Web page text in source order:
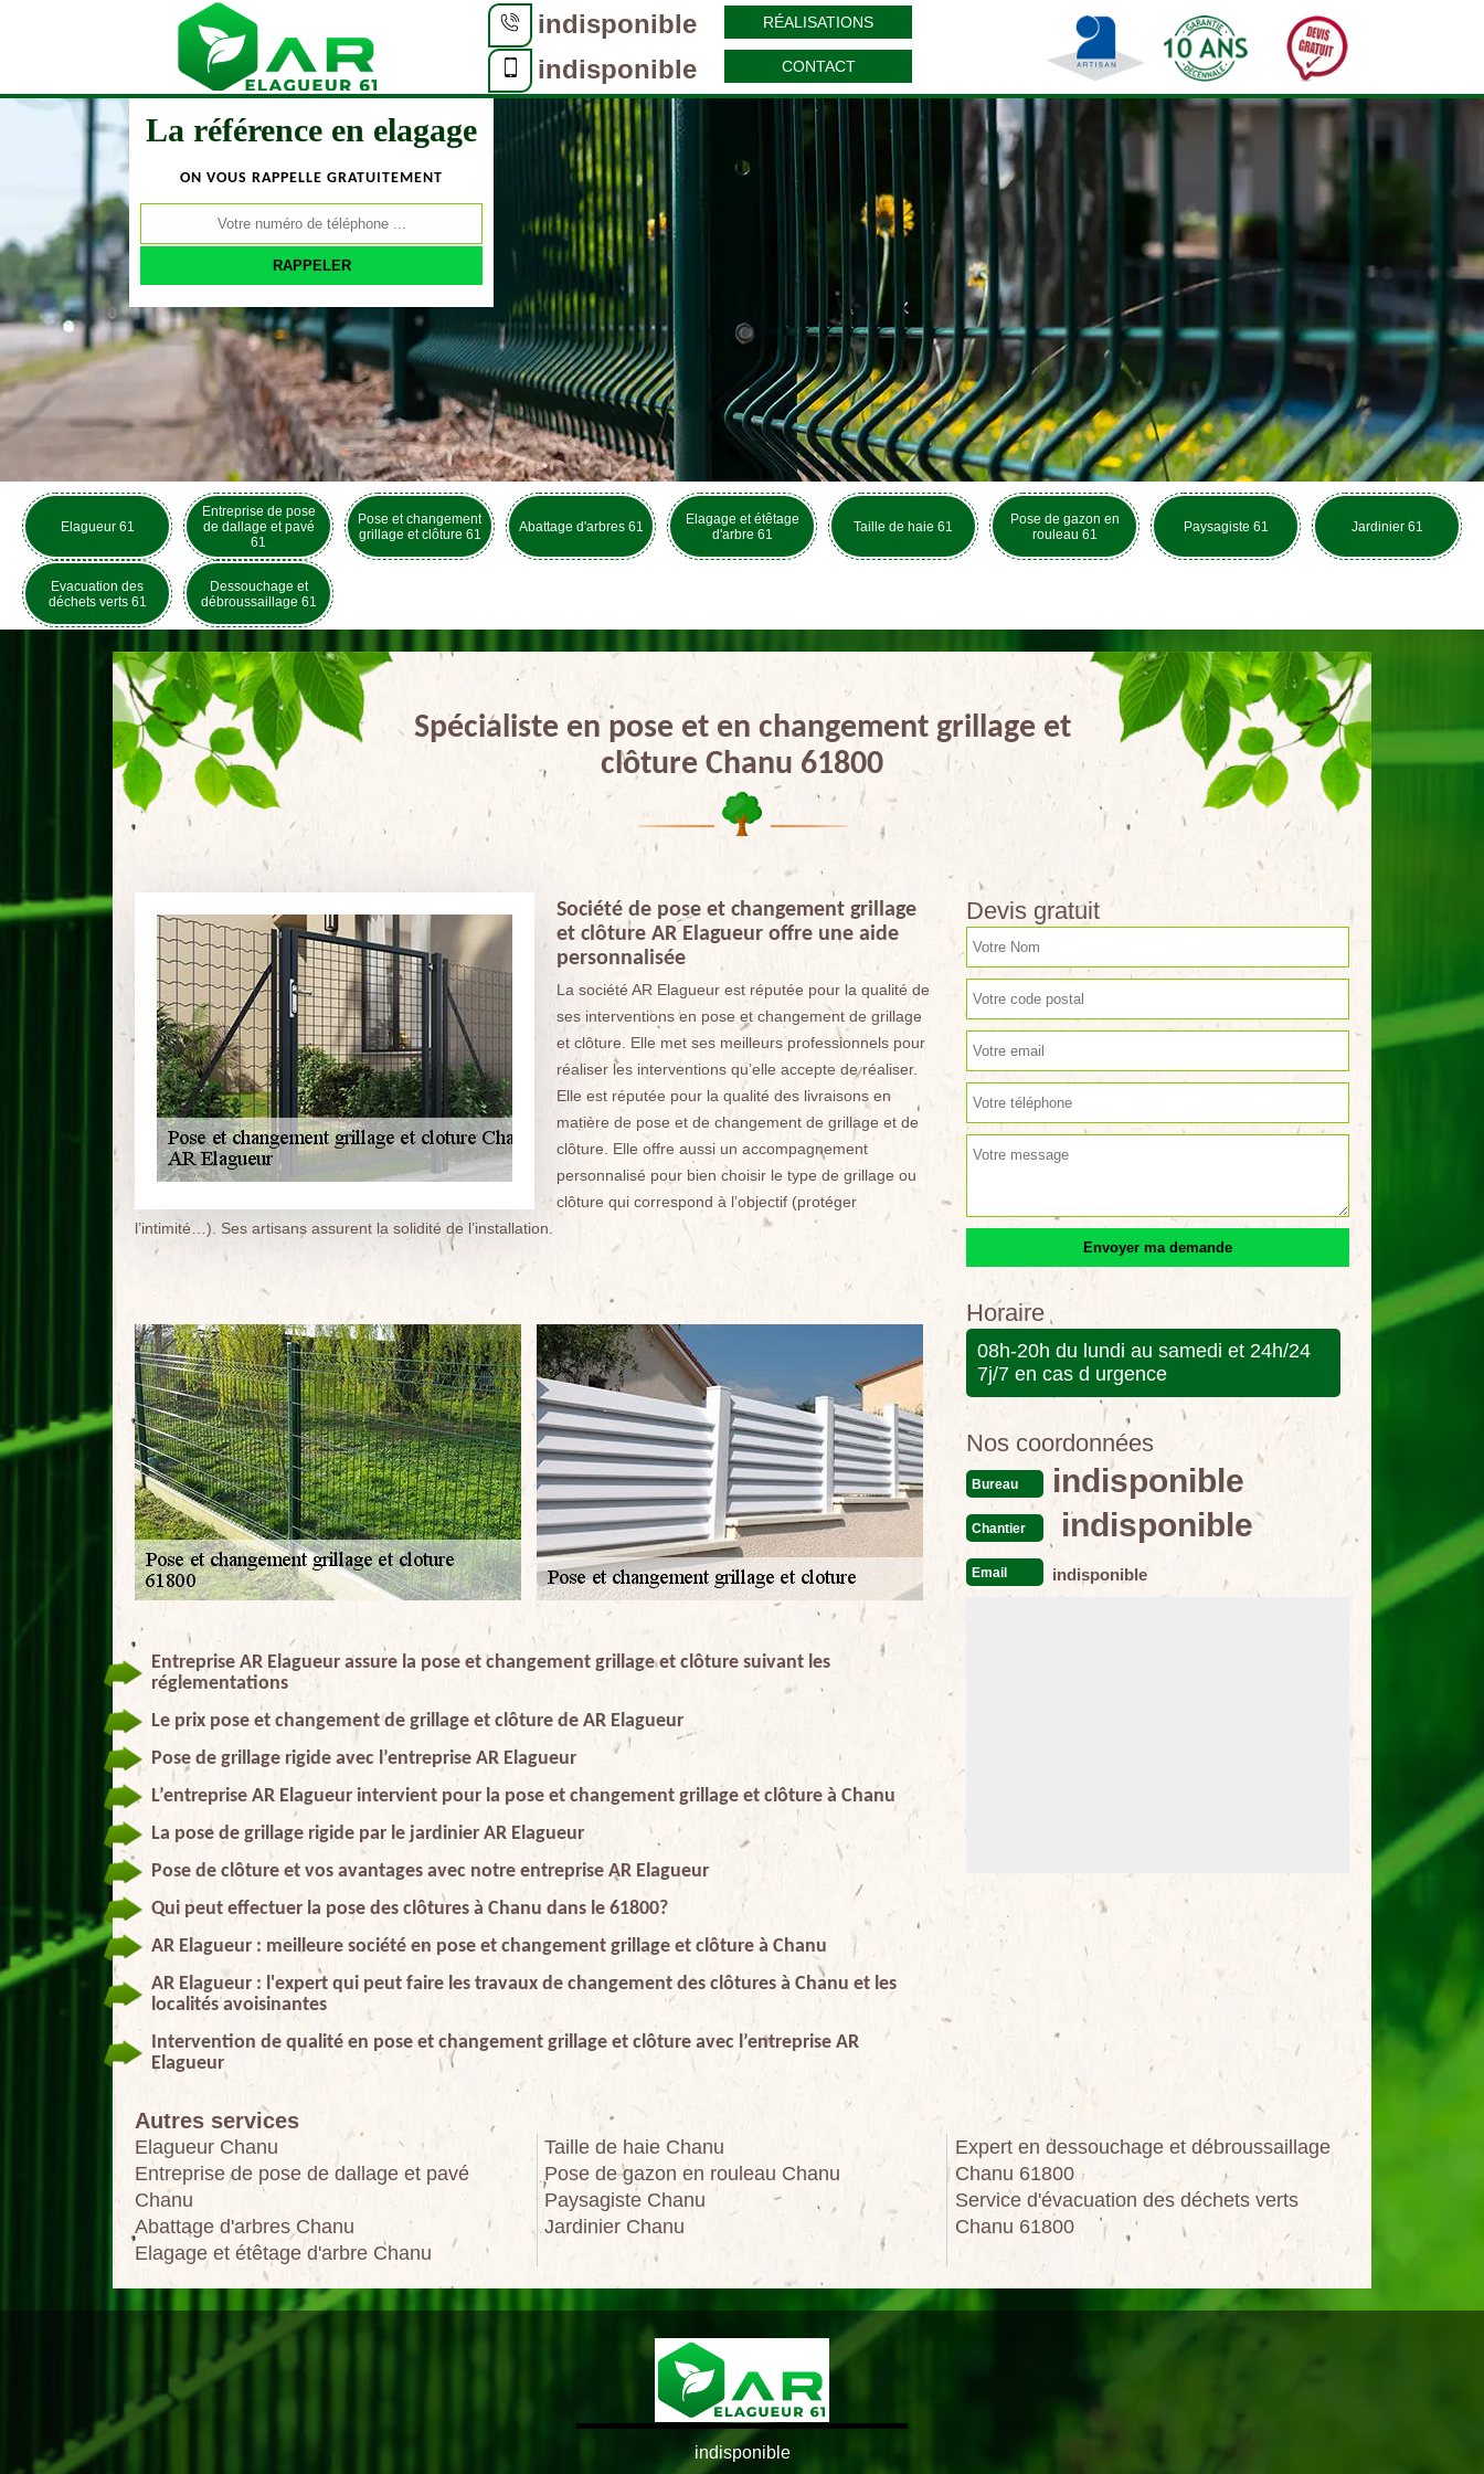
indisponible
indisponible
RÉALISATIONS
CONTACT
La référence en elagage
ON VOUS RAPPELLE GRATUITEMENT
Elagueur 61
Entreprise de pose
de dallage et pavé
61
Pose et changement
grillage et clôture 61
Abattage d'arbres 61
Elagage et étêtage
d'arbre 61
Taille de haie 61
Pose de gazon en
rouleau 61
Paysagiste 61 Jardinier 61
Evacuation des
déchets verts 61
Dessouchage et
débroussaillage 61
Spécialiste en pose et en changement grillage et
clôture Chanu 61800
Société de pose et changement grillage
et clôture AR Elagueur offre une aide
personnalisée
La société AR Elagueur est réputée pour la qualité de
ses interventions en pose et changement de grillage
et clôture. Elle met ses meilleurs professionnels pour
réaliser les interventions qu’elle accepte de réaliser.
Elle est réputée pour la qualité des livraisons en
matière de pose et de changement de grillage et de
clôture. Elle offre aussi un accompagnement
personnalisé pour bien choisir le type de grillage ou
clôture qui correspond à l’objectif (protéger
l’intimité…). Ses artisans assurent la solidité de l’installation.
Entreprise AR Elagueur assure la pose et changement grillage et clôture suivant les
réglementations
Le prix pose et changement de grillage et clôture de AR Elagueur
Pose de grillage rigide avec l’entreprise AR Elagueur
L’entreprise AR Elagueur intervient pour la pose et changement grillage et clôture à Chanu
La pose de grillage rigide par le jardinier AR Elagueur
Pose de clôture et vos avantages avec notre entreprise AR Elagueur
Qui peut effectuer la pose des clôtures à Chanu dans le 61800?
AR Elagueur : meilleure société en pose et changement grillage et clôture à Chanu
AR Elagueur : l'expert qui peut faire les travaux de changement des clôtures à Chanu et les
localités avoisinantes
Intervention de qualité en pose et changement grillage et clôture avec l’entreprise AR
Elagueur
Devis gratuit
Horaire
08h-20h du lundi au samedi et 24h/24
7j/7 en cas d urgence
Nos coordonnées
Bureau indisponible
Chantier indisponible
Email indisponible
Autres services
Elagueur Chanu
Entreprise de pose de dallage et pavé
Chanu
Abattage d'arbres Chanu
Elagage et étêtage d'arbre Chanu
Taille de haie Chanu
Pose de gazon en rouleau Chanu
Paysagiste Chanu
Jardinier Chanu
Expert en dessouchage et débroussaillage
Chanu 61800
Service d'évacuation des déchets verts
Chanu 61800
indisponible